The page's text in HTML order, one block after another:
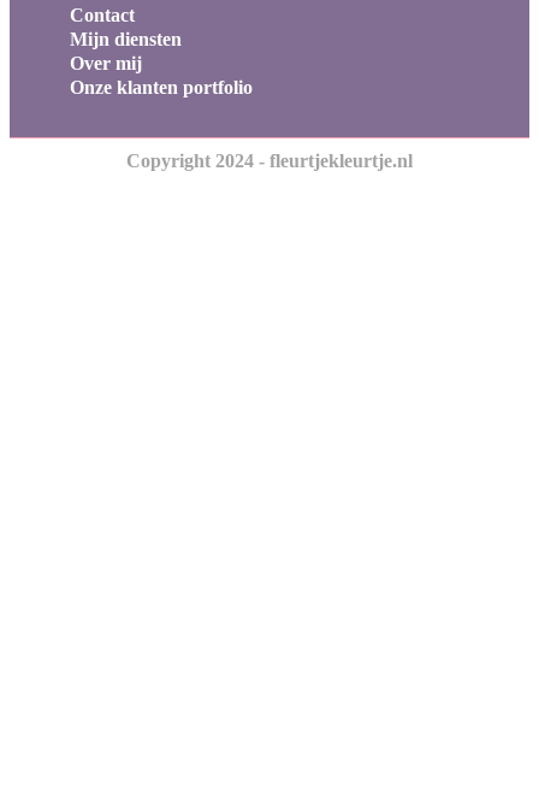
Contact
Mijn diensten
Over mij
Onze klanten portfolio
Copyright 2024 - fleurtjekleurtje.nl